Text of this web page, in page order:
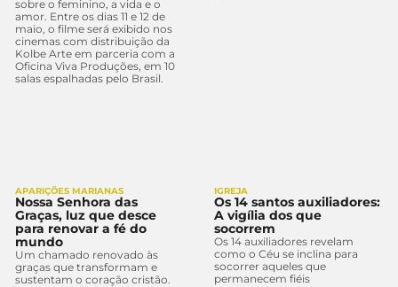
sobre o feminino, a vida e o
amor. Entre os dias 11 e 12 de
maio, o filme será exibido nos
cinemas com distribuição da
Kolbe Arte em parceria com a
Oficina Viva Produções, em 10
salas espalhadas pelo Brasil.
APARIÇÕES MARIANAS
Nossa Senhora das
Graças, luz que desce
para renovar a fé do
mundo
Um chamado renovado às
graças que transformam e
sustentam o coração cristão.
IGREJA
Os 14 santos auxiliadores:
A vigília dos que
socorrem
Os 14 auxiliadores revelam
como o Céu se inclina para
socorrer aqueles que
permanecem fiéis